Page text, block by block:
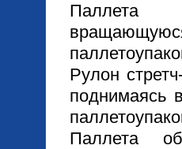
Паллета
Рулон
поднимаясь
Паллета